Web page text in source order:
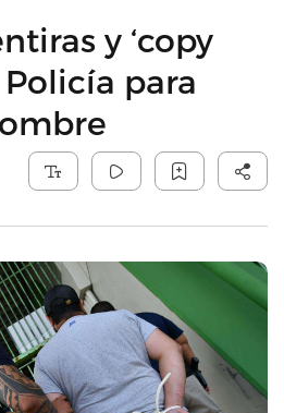
y ‘copy
Policía para